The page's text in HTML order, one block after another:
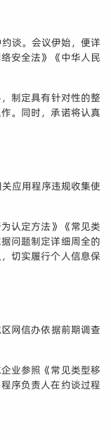
谈。会议伊始，便详
安全法》《中华人民
制定具有针对性的整
。同时，承诺将认真
应用程序违规收集使
认定方法》《常见类
问题制定详细周全的
切实履行个人信息保
网信办依据前期调查
业参照《常见类型移
序负责人在约谈过程